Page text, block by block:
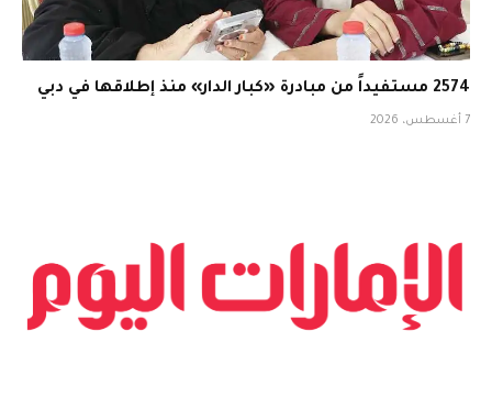
2574 مستفيداً من مبادرة «كبار الدار» منذ إطلاقها في دبي
7 أغسطس، 2026